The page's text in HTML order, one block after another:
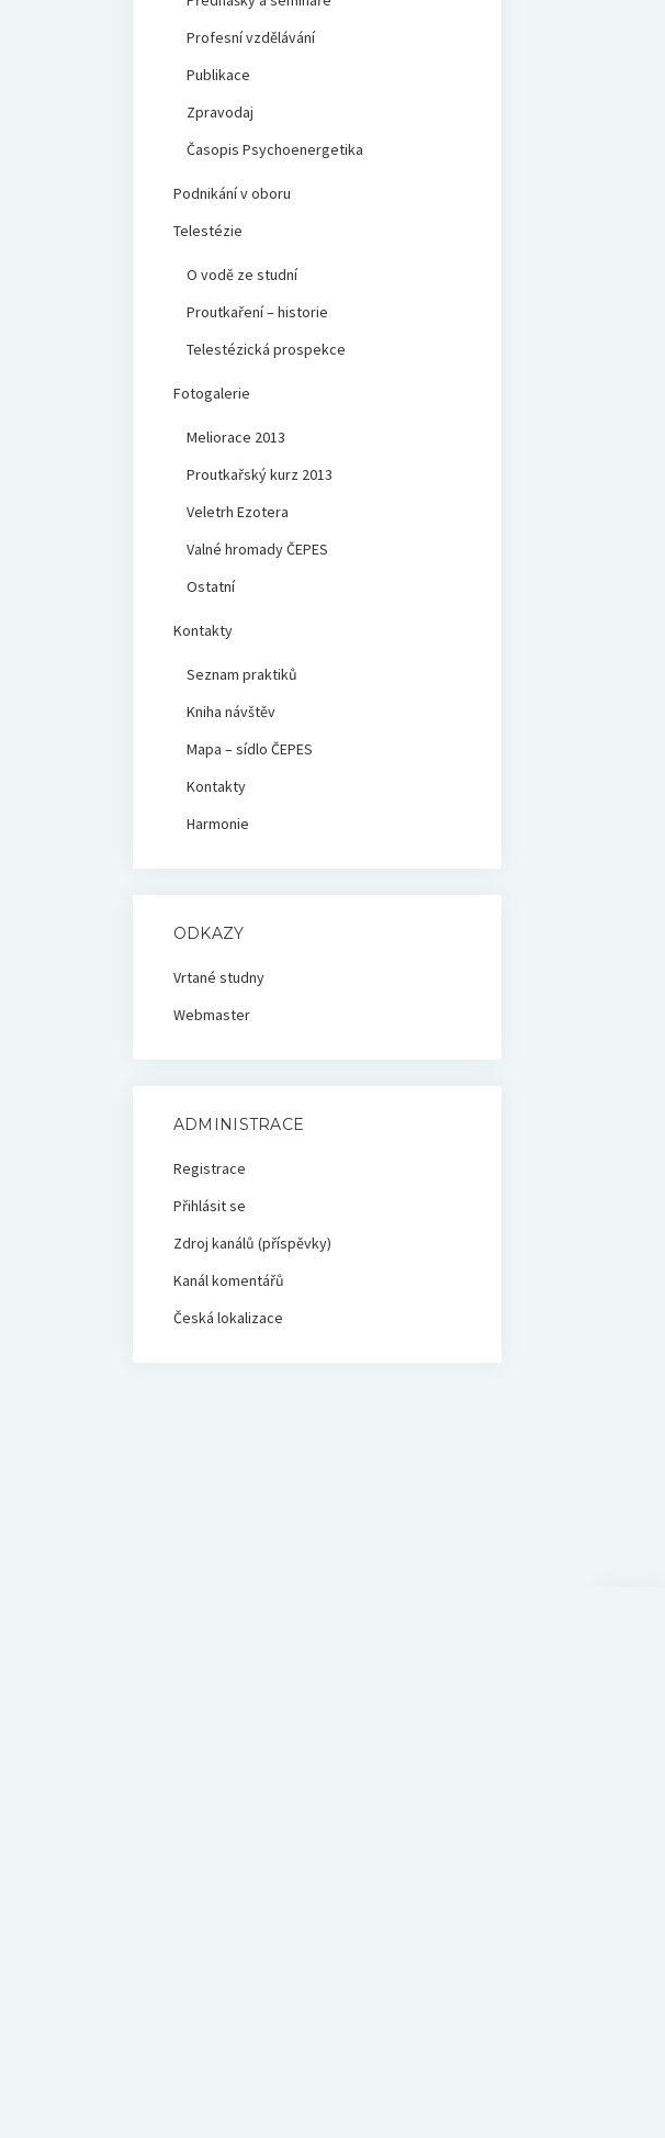
Profesní vzdělávání
Publikace
Zpravodaj
Časopis Psychoenergetika
Podnikání v oboru
Telestézie
O vodě ze studní
Proutkaření – historie
Telestézická prospekce
Fotogalerie
Meliorace 2013
Proutkařský kurz 2013
Veletrh Ezotera
Valné hromady ČEPES
Ostatní
Kontakty
Seznam praktiků
Kniha návštěv
Mapa – sídlo ČEPES
Kontakty
Harmonie
ODKAZY
Vrtané studny
Webmaster
ADMINISTRACE
Registrace
Přihlásit se
Zdroj kanálů (příspěvky)
Kanál komentářů
Česká lokalizace